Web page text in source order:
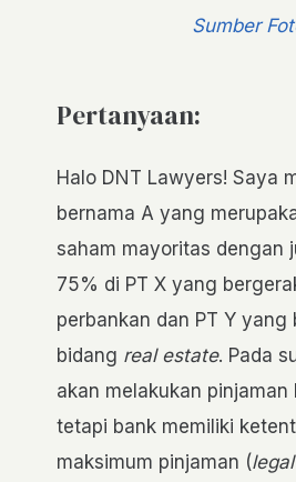
Sumber
Pertanyaan:
Halo DNT Lawyers! Saya
bernama A yang
saham mayoritas dengan
75% di PT X yang
perbankan dan PT Y yang
bidang real estate. Pada
akan melakukan pinjaman
tetapi bank memiliki
maksimum pinjaman (